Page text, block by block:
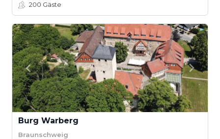
200 Gäste
Burg Warberg
Braunschweig